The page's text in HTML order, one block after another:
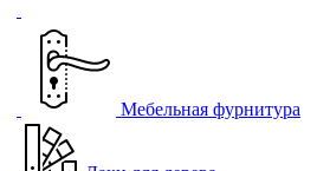
Мебельная фурнитура